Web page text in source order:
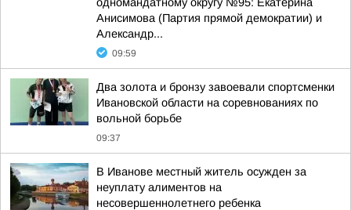
Анисимова (Партия прямой демократии) и
Александр...
09:59
Два золота и бронзу завоевали спортсменки
Ивановской области на соревнованиях по
вольной борьбе
09:37
В Иванове местный житель осужден за
неуплату алиментов на
несовершеннолетнего ребенка